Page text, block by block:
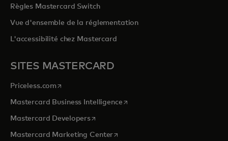
Règles Mastercard Switch
Vue d'ensemble de la réglementation
L'accessibilité chez Mastercard
SITES MASTERCARD
Priceless.com s’ouvre dans un nouvel onglet
Mastercard Business Intelligences’ouvre dans un nouvel onglet
Mastercard Developerss’ouvre dans un nouvel onglet
Mastercard Marketing Centers’ouvre dans un nouvel onglet